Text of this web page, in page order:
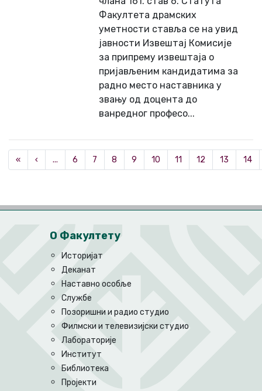
Факултета драмских
уметности ставља се на увид
јавности Извештај Комисије
за припрему извештаја о
пријављеним кандидатима за
радно место наставника у
звању од доцента до
ванредног професо...
« ‹ ... 6 7 8 9 10 11 12 13 14
О Факултету
Историјат
Деканат
Наставно особље
Службе
Позоришни и радио студио
Филмски и телевизијски студио
Лабораторије
Институт
Библиотека
Пројекти